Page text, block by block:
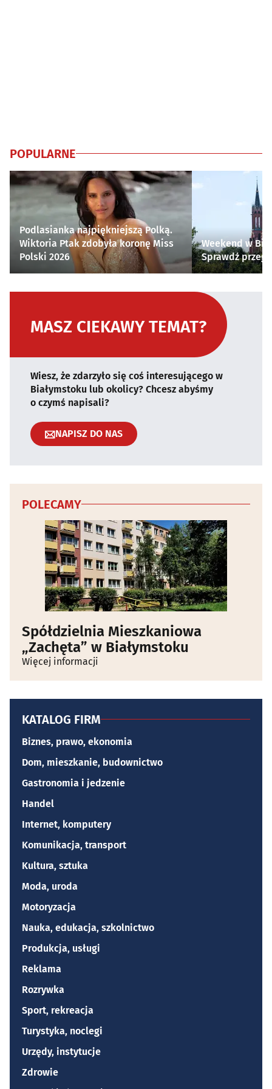
POPULARNE
Podlasianka najpiękniejszą Polką.
Wiktoria Ptak zdobyła koronę Miss
Polski 2026
Weekend w
Sprawdź
MASZ CIEKAWY TEMAT?
Wiesz, że zdarzyło się coś interesującego w
Białymstoku lub okolicy? Chcesz abyśmy
o czymś napisali?
NAPISZ DO NAS
POLECAMY
Spółdzielnia Mieszkaniowa
„Zachęta” w Białymstoku
Więcej informacji
KATALOG FIRM
Biznes, prawo, ekonomia
Dom, mieszkanie, budownictwo
Gastronomia i jedzenie
Handel
Internet, komputery
Komunikacja, transport
Kultura, sztuka
Moda, uroda
Motoryzacja
Nauka, edukacja, szkolnictwo
Produkcja, usługi
Reklama
Rozrywka
Sport, rekreacja
Turystyka, noclegi
Urzędy, instytucje
Zdrowie